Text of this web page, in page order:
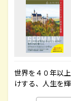
世界を４０年以
けする、人生を